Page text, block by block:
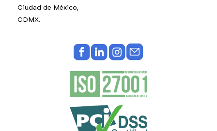
Ciudad de México,
CDMX.